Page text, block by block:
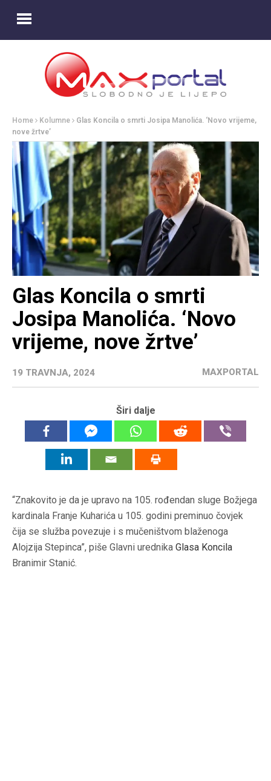
Home Kolumne
Glas Koncila o smrti Josipa Manolića. ‘Novo vrijeme,
nove žrtve’
Glas Koncila o smrti
Josipa Manolića. ‘Novo
vrijeme, nove žrtve’
19 TRAVNJA, 2024 MAXPORTAL
Širi dalje
“Znakovito je da je upravo na 105. rođendan sluge Božjega
kardinala Franje Kuharića u 105. godini preminuo čovjek
čija se služba povezuje i s mučeništvom blaženoga
Alojzija Stepinca”, piše Glavni urednika Glasa Koncila
Branimir Stanić.